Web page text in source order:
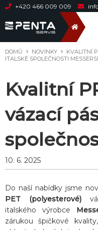
+420 466 009 009
DOMŮ NOVINKY
KVALITNÍ
ITALSKÉ SPOLEČNOSTI MESSERSI
Kvalitní
vázací
10. 6. 2025
Do naší nabídky jsme
PET (polyesterové)
italského výrobce
zárukou špičkové